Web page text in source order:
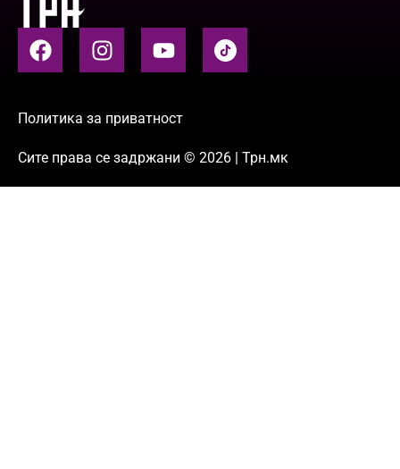
Политика за приватност
Сите права се задржани © 2026 | Трн.мк